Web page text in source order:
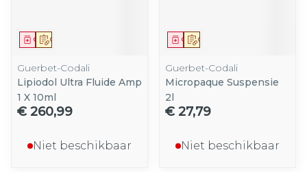
Op voorschrift
Geneesmiddel
Guerbet-Codali
Lipiodol Ultra Fluide Amp
1 X 10ml
€ 260,99
Niet beschikbaar
Op voorschrift
Geneesmiddel
Guerbet-Codali
Micropaque Suspensie
2l
€ 27,79
Niet beschikbaar